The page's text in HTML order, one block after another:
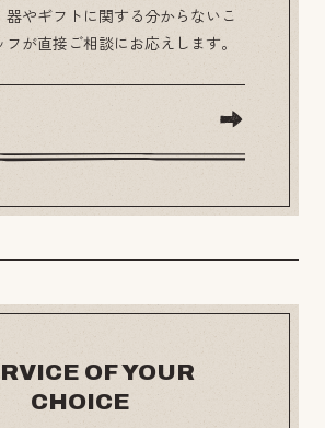
器やギフトに関する分からないこ
フが直接ご相談にお応えします。
OF YOUR
CHOICE